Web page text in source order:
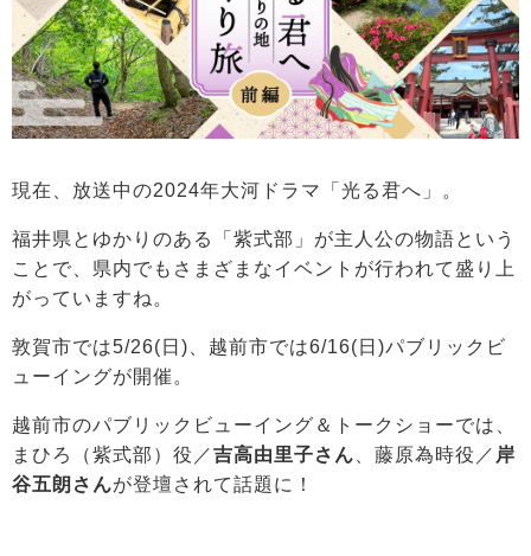
現在、放送中の2024年大河ドラマ「光る君へ」。
福井県とゆかりのある「紫式部」が主人公の物語という
ことで、県内でもさまざまなイベントが行われて盛り上
がっていますね。
敦賀市では5/26(日)、越前市では6/16(日)パブリックビ
ューイングが開催。
越前市のパブリックビューイング＆トークショーでは、
まひろ（紫式部）役／吉高由里子さん 、藤原為時役／ 岸
谷五朗さんが登壇されて話題に！